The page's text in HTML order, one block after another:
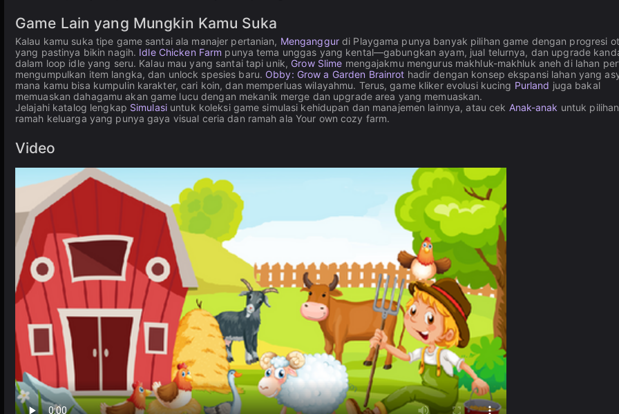
Game Lain yang Mungkin Kamu Suka
Kalau kamu suka tipe game santai ala manajer pertanian, Menganggurdi Playgama punya banyak pilihan game dengan progresi
yang pastinya bikin nagih. Idle Chicken Farm punya tema unggas yang kental—gabungkan ayam, jual telurnya, dan upgrade
dalam loop idle yang seru. Kalau mau yang santai tapi unik, Grow Slime mengajakmu mengurus makhluk-makhluk aneh di lahan
mengumpulkan item langka, dan unlock spesies baru. Obby: Grow a Garden Brainrot hadir dengan konsep ekspansi lahan yang
mana kamu bisa kumpulin karakter, cari koin, dan memperluas wilayahmu. Terus, game kliker evolusi kucing Purland juga bakal
memuaskan dahagamu akan game lucu dengan mekanik merge dan upgrade area yang memuaskan.
Jelajahi katalog lengkap Simulasiuntuk koleksi game simulasi kehidupan dan manajemen lainnya, atau cek Anak-anak untuk
ramah keluarga yang punya gaya visual ceria dan ramah ala Your own cozy farm.
Video